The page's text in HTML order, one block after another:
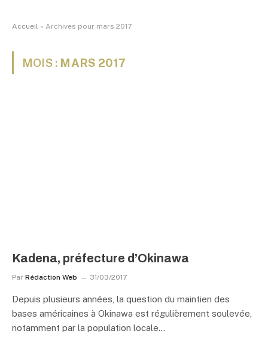
Accueil » Archives pour mars 2017
MOIS : MARS 2017
Kadena, préfecture d’Okinawa
Par Rédaction Web 31/03/2017
Depuis plusieurs années, la question du maintien des
bases américaines à Okinawa est régulièrement soulevée,
notamment par la population locale…